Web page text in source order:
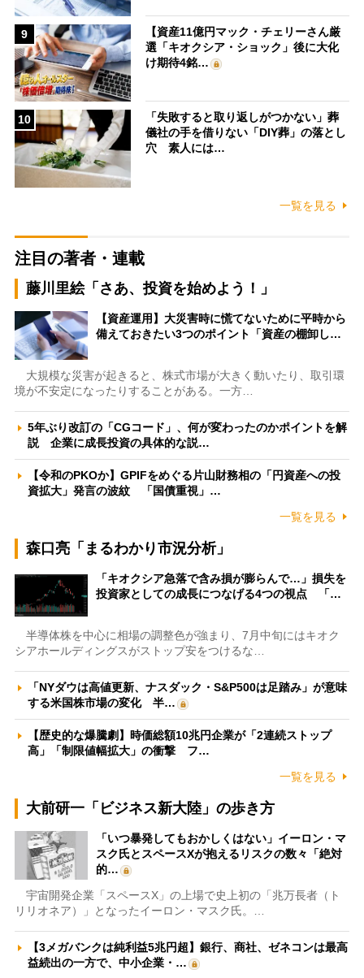
9
【資産11億円マック・チェリーさん厳
選「キオクシア・ショック」後に大化
け期待4銘…
10
「失敗すると取り返しがつかない」葬
儀社の手を借りない「DIY葬」の落とし
穴 素人には…
一覧を見る
注目の著者・連載
藤川里絵「さあ、投資を始めよう！」
【資産運用】大災害時に慌てないために平時から
備えておきたい3つのポイント「資産の棚卸し…
大規模な災害が起きると、株式市場が大きく動いたり、取引環
境が不安定になったりすることがある。一方…
5年ぶり改訂の「CGコード」、何が変わったのかポイントを解
説 企業に成長投資の具体的な説…
【令和のPKOか】GPIFをめぐる片山財務相の「円資産への投
資拡大」発言の波紋 「国債重視」…
一覧を見る
森口亮「まるわかり市況分析」
「キオクシア急落で含み損が膨らんで…」損失を
投資家としての成長につなげる4つの視点 「…
半導体株を中心に相場の調整色が強まり、7月中旬にはキオク
シアホールディングスがストップ安をつけるな…
「NYダウは高値更新、ナスダック・S&P500は足踏み」が意味
する米国株市場の変化 半…
【歴史的な爆騰劇】時価総額10兆円企業が「2連続ストップ
高」「制限値幅拡大」の衝撃 フ…
一覧を見る
大前研一「ビジネス新大陸」の歩き方
「いつ暴発してもおかしくはない」イーロン・マ
スク氏とスペースXが抱えるリスクの数々「絶対
的…
宇宙開発企業「スペースX」の上場で史上初の「兆万長者（ト
リリオネア）」となったイーロン・マスク氏。…
【3メガバンクは純利益5兆円超】銀行、商社、ゼネコンは最高
益続出の一方で、中小企業・…